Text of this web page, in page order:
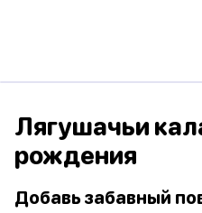
Лягушачьи
рождения
Добавь забавный